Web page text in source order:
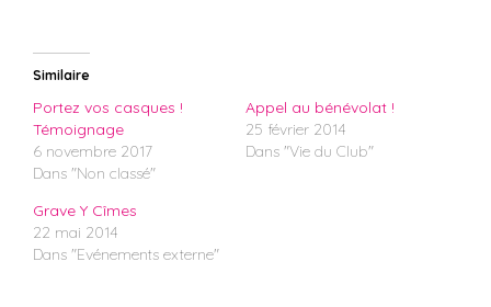
Similaire
Portez vos casques !
Témoignage
6 novembre 2017
Dans "Non classé"
Appel au bénévolat !
25 février 2014
Dans "Vie du Club"
Grave Y Cîmes
22 mai 2014
Dans "Evénements externe"